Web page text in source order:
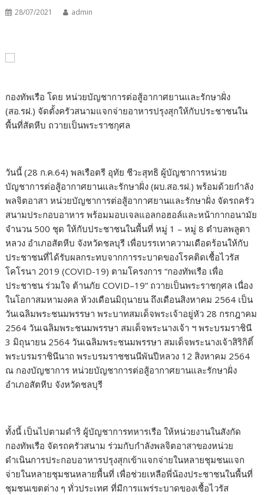
28/07/2021 admin
กองทัพเรือ โดย หน่วยบัญชาการต่อสู้อากาศยานและรักษาฝั่ง
(สอ.รฝ.) จัดตั้งครัวสนามแจกจ่ายอาหารปรุงสุกให้กับประชาชนใน
พื้นที่สัตหีบ ถวายเป็นพระราชกุศล
วันนี้ (28 ก.ค.64) พลเรือตรี อุทัย ชีวะสุทธิ ผู้บัญชาการหน่วย
บัญชาการต่อสู้อากาศยานและรักษาฝั่ง (ผบ.สอ.รฝ.) พร้อมด้วยกำลัง
พลจิตอาสา หน่วยบัญชาการต่อสู้อากาศยานและรักษาฝั่ง จัดรถครัว
สนามประกอบอาหาร พร้อมมอบเจลแอลกอฮอล์และหน้ากากอนามัย
จำนวน 500 ชุด ให้กับประชาชนในพื้นที่ หมู่ 1 – หมู่ 8 ตำบลพลูตา
หลวง อำเภอสัตหีบ จังหวัดชลบุรี เพื่อบรรเทาความเดือดร้อนให้กับ
ประชาชนที่ได้รับผลกระทบจากการระบาดของโรคติดเชื้อไวรัส
โคโรนา 2019 (COVID-19) ตามโครงการ “กองทัพเรือ เพื่อ
ประชาชน ร่วมใจ ต้านภัย COVID–19” ถวายเป็นพระราชกุศล เนื่อง
ในโอกาสมหามงคล ห้วงเดือนมิถุนายน ถึงเดือนสิงหาคม 2564 เป็น
วันเฉลิมพระชนมพรรษา พระบาทสมเด็จพระเจ้าอยู่หัว 28 กรกฎาคม
2564 วันเฉลิมพระชนมพรรษา สมเด็จพระนางเจ้า ฯ พระบรมราชินี
3 มิถุนายน 2564 วันเฉลิมพระชนมพรรษา สมเด็จพระนางเจ้าสิริกิติ์
พระบรมราชินีนาถ พระบรมราชชนนีพันปีหลวง 12 สิงหาคม 2564
ณ กองบัญชาการ หน่วยบัญชาการต่อสู้อากาศยานและรักษาฝั่ง
อำเภอสัตหีบ จังหวัดชลบุรี
ทั้งนี้ เป็นไปตามดำริ ผู้บัญชาการทหารเรือ ให้หน่วยงานในสังกัด
กองทัพเรือ จัดรถครัวสนาม ร่วมกับกำลังพลจิตอาสาของหน่วย
ดำเนินการประกอบอาหารปรุงสุกเข้าแจกจ่ายในหลายชุมชนแจก
จ่ายในหลายชุมชนหลายพื้นที่ เพื่อช่วยเหลือพี่น้องประชาชนในพื้นที่
ชุมชนเขตต่าง ๆ ทั่วประเทศ ที่มีการแพร่ระบาดของเชื้อไวรัส